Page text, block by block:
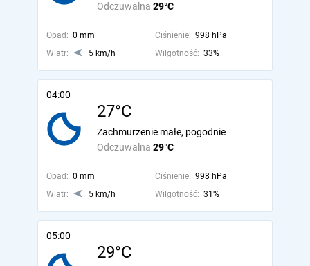
Odczuwalna 29°C
Opad: 0 mm Ciśnienie: 998 hPa
Wiatr:
5 km/h Wilgotność: 33%
04:00
27°C
Odczuwalna 29°C
Zachmurzenie małe, pogodnie
Opad: 0 mm Ciśnienie: 998 hPa
Wiatr:
5 km/h Wilgotność: 31%
05:00
29°C